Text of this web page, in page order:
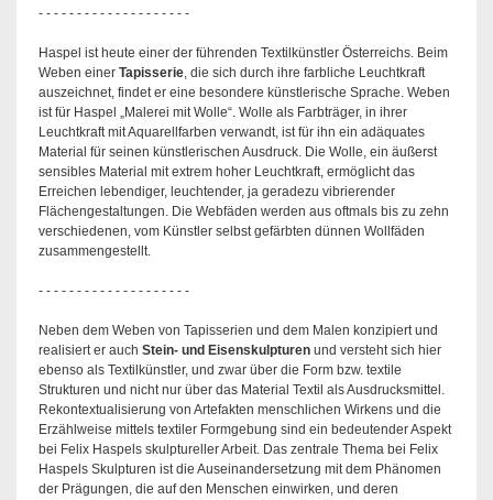
- - - - - - - - - - - - - - - - - - - -
Haspel ist heute einer der führenden Textilkünstler Österreichs. Beim
Weben einer Tapisserie, die sich durch ihre farbliche Leuchtkraft
auszeichnet, findet er eine besondere künstlerische Sprache. Weben
ist für Haspel „Malerei mit Wolle“. Wolle als Farbträger, in ihrer
Leuchtkraft mit Aquarellfarben verwandt, ist für ihn ein adäquates
Material für seinen künstlerischen Ausdruck. Die Wolle, ein äußerst
sensibles Material mit extrem hoher Leuchtkraft, ermöglicht das
Erreichen lebendiger, leuchtender, ja geradezu vibrierender
Flächengestaltungen. Die Webfäden werden aus oftmals bis zu zehn
verschiedenen, vom Künstler selbst gefärbten dünnen Wollfäden
zusammengestellt.
- - - - - - - - - - - - - - - - - - - -
Neben dem Weben von Tapisserien und dem Malen konzipiert und
realisiert er auch Stein- und Eisenskulpturen und versteht sich hier
ebenso als Textilkünstler, und zwar über die Form bzw. textile
Strukturen und nicht nur über das Material Textil als Ausdrucksmittel.
Rekontextualisierung von Artefakten menschlichen Wirkens und die
Erzählweise mittels textiler Formgebung sind ein bedeutender Aspekt
bei Felix Haspels skulptureller Arbeit. Das zentrale Thema bei Felix
Haspels Skulpturen ist die Auseinandersetzung mit dem Phänomen
der Prägungen, die auf den Menschen einwirken, und deren